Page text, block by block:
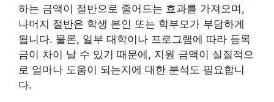
하는 금액이 절반으로 줄어드는 효과를 가져오며,
나머지 절반은 학생 본인 또는 학부모가 부담하게
됩니다. 물론, 일부 대학이나 프로그램에 따라 등록
금이 차이 날 수 있기 때문에, 지원 금액이 실질적으
로 얼마나 도움이 되는지에 대한 분석도 필요합니
다.